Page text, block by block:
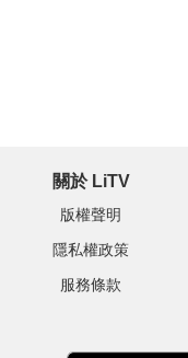
關於 LiTV
版權聲明
隱私權政策
服務條款